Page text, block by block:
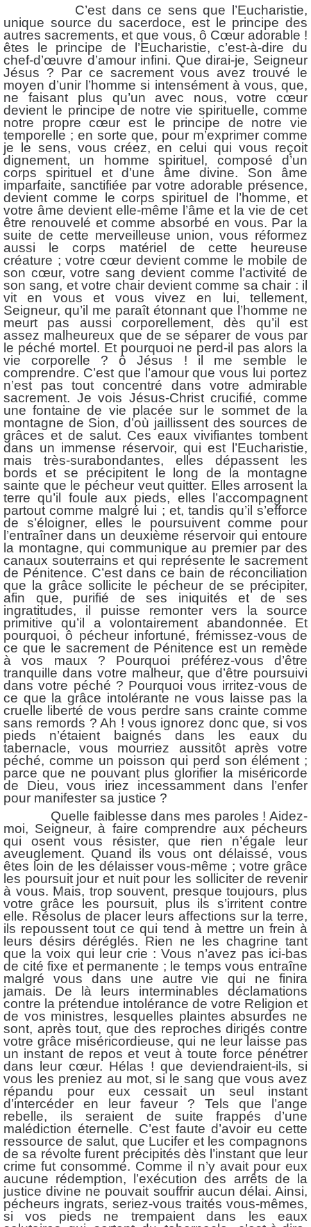
C’est dans ce sens que l’Eucharistie,
unique source du sacerdoce, est le principe des
autres sacrements, et que vous, ô Cœur adorable !
êtes le principe de l’Eucharistie, c’est-à-dire du
chef-d’œuvre d’amour infini. Que dirai-je, Seigneur
Jésus ? Par ce sacrement vous avez trouvé le
moyen d’unir l’homme si intensément à vous, que,
ne faisant plus qu’un avec nous, votre cœur
devient le principe de notre vie spirituelle, comme
notre propre cœur est le principe de notre vie
temporelle ; en sorte que, pour m’exprimer comme
je le sens, vous créez, en celui qui vous reçoit
dignement, un homme spirituel, composé d’un
corps spirituel et d’une âme divine. Son âme
imparfaite, sanctifiée par votre adorable présence,
devient comme le corps spirituel de l’homme, et
votre âme devient elle-même l’âme et la vie de cet
être renouvelé et comme absorbé en vous. Par la
suite de cette merveilleuse union, vous réformez
aussi le corps matériel de cette heureuse
créature ; votre cœur devient comme le mobile de
son cœur, votre sang devient comme l’activité de
son sang, et votre chair devient comme sa chair : il
vit en vous et vous vivez en lui, tellement,
Seigneur, qu’il me paraît étonnant que l’homme ne
meurt pas aussi corporellement, dès qu’il est
assez malheureux que de se séparer de vous par
le péché mortel. Et pourquoi ne perd-il pas alors la
vie corporelle ? ô Jésus ! il me semble le
comprendre. C’est que l’amour que vous lui portez
n’est pas tout concentré dans votre admirable
sacrement. Je vois Jésus-Christ crucifié, comme
une fontaine de vie placée sur le sommet de la
montagne de Sion, d’où jaillissent des sources de
grâces et de salut. Ces eaux vivifiantes tombent
dans un immense réservoir, qui est l’Eucharistie,
mais très-surabondantes, elles dépassent les
bords et se précipitent le long de la montagne
sainte que le pécheur veut quitter. Elles arrosent la
terre qu’il foule aux pieds, elles l’accompagnent
partout comme malgré lui ; et, tandis qu’il s’efforce
de s’éloigner, elles le poursuivent comme pour
l’entraîner dans un deuxième réservoir qui entoure
la montagne, qui communique au premier par des
canaux souterrains et qui représente le sacrement
de Pénitence. C’est dans ce bain de réconciliation
que la grâce sollicite le pécheur de se précipiter,
afin que, purifié de ses iniquités et de ses
ingratitudes, il puisse remonter vers la source
primitive qu’il a volontairement abandonnée. Et
pourquoi, ô pécheur infortuné, frémissez-vous de
ce que le sacrement de Pénitence est un remède
à vos maux ? Pourquoi préférez-vous d’être
tranquille dans votre malheur, que d’être poursuivi
dans votre péché ? Pourquoi vous irritez-vous de
ce que la grâce intolérante ne vous laisse pas la
cruelle liberté de vous perdre sans crainte comme
sans remords ? Ah ! vous ignorez donc que, si vos
pieds n’étaient baignés dans les eaux du
tabernacle, vous mourriez aussitôt après votre
péché, comme un poisson qui perd son élément ;
parce que ne pouvant plus glorifier la miséricorde
de Dieu, vous iriez incessamment dans l’enfer
pour manifester sa justice ?
Quelle faiblesse dans mes paroles ! Aidez-
moi, Seigneur, à faire comprendre aux pécheurs
qui osent vous résister, que rien n’égale leur
aveuglement. Quand ils vous ont délaissé, vous
êtes loin de les délaisser vous-même ; votre grâce
les poursuit jour et nuit pour les solliciter de revenir
à vous. Mais, trop souvent, presque toujours, plus
votre grâce les poursuit, plus ils s’irritent contre
elle. Résolus de placer leurs affections sur la terre,
ils repoussent tout ce qui tend à mettre un frein à
leurs désirs déréglés. Rien ne les chagrine tant
que la voix qui leur crie : Vous n’avez pas ici-bas
de cité fixe et permanente ; le temps vous entraîne
malgré vous dans une autre vie qui ne finira
jamais. De là leurs interminables déclamations
contre la prétendue intolérance de votre Religion et
de vos ministres, lesquelles plaintes absurdes ne
sont, après tout, que des reproches dirigés contre
votre grâce miséricordieuse, qui ne leur laisse pas
un instant de repos et veut à toute force pénétrer
dans leur cœur. Hélas ! que deviendraient-ils, si
vous les preniez au mot, si le sang que vous avez
répandu pour eux cessait un seul instant
d’intercéder en leur faveur ? Tels que l’ange
rebelle, ils seraient de suite frappés d’une
malédiction éternelle. C’est faute d’avoir eu cette
ressource de salut, que Lucifer et les compagnons
de sa révolte furent précipités dès l’instant que leur
crime fut consommé. Comme il n’y avait pour eux
aucune rédemption, l’exécution des arrêts de la
justice divine ne pouvait souffrir aucun délai. Ainsi,
pécheurs ingrats, seriez-vous traités vous-mêmes,
si vos pieds ne trempaient dans les eaux